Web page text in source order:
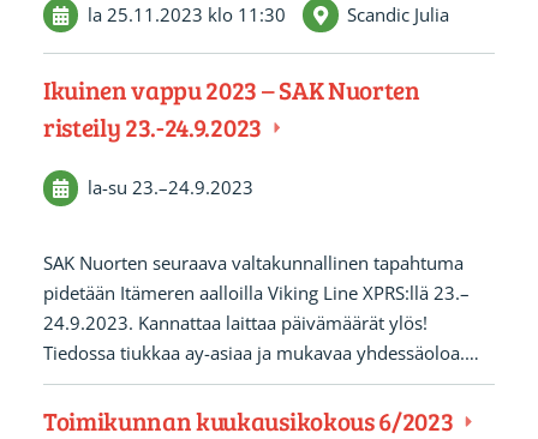
la 25.11.2023 klo 11:30 Scandic Julia
Ikuinen vappu 2023 – SAK Nuorten
risteily 23.-24.9.2023
la-su 23.–24.9.2023
SAK Nuorten seuraava valtakunnallinen tapahtuma
pidetään Itämeren aalloilla Viking Line XPRS:llä 23.–
24.9.2023. Kannattaa laittaa päivämäärät ylös!
Tiedossa tiukkaa ay-asiaa ja mukavaa yhdessäoloa.…
Toimikunnan kuukausikokous 6/2023